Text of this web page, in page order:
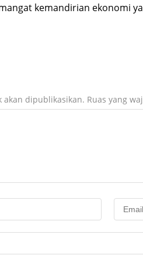
kemandirian ekonomi
akan dipublikasikan. Ruas yang